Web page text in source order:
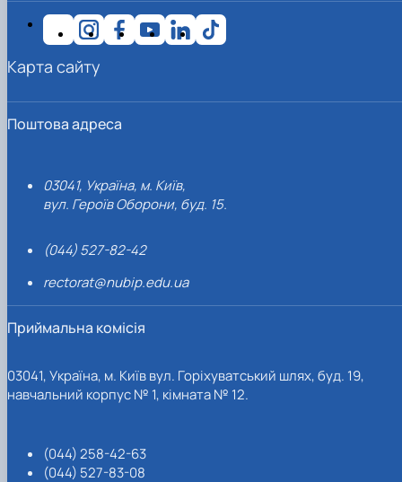
Поштова адреса
03041, Україна, м. Київ,
вул. Героїв Оборони, буд. 15.
(044) 527-82-42
rectorat@nubip.edu.ua
Приймальна комісія
03041, Україна, м. Київ вул. Горіхуватський шлях, буд. 19,
навчальний корпус № 1, кімната № 12.
(044) 258-42-63
(044) 527-83-08
Карта сайту